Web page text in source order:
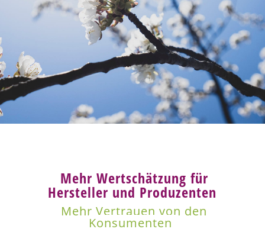
Mehr Wertschätzung für
Hersteller und Produzenten
Mehr Vertrauen von den
Konsumenten